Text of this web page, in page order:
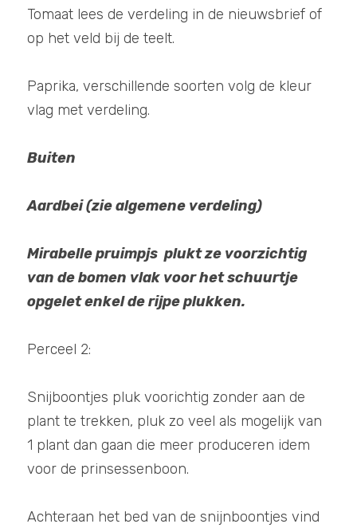
Tomaat lees de verdeling in de nieuwsbrief of
op het veld bij de teelt.
Paprika, verschillende soorten volg de kleur
vlag met verdeling.
Buiten
Aardbei (zie algemene verdeling)
Mirabelle pruimpjs  plukt ze voorzichtig
van de bomen vlak voor het schuurtje
opgelet enkel de rijpe plukken.
Perceel 2:
Snijboontjes pluk voorichtig zonder aan de
plant te trekken, pluk zo veel als mogelijk van
1 plant dan gaan die meer produceren idem
voor de prinsessenboon.
Achteraan het bed van de snijnboontjes vind